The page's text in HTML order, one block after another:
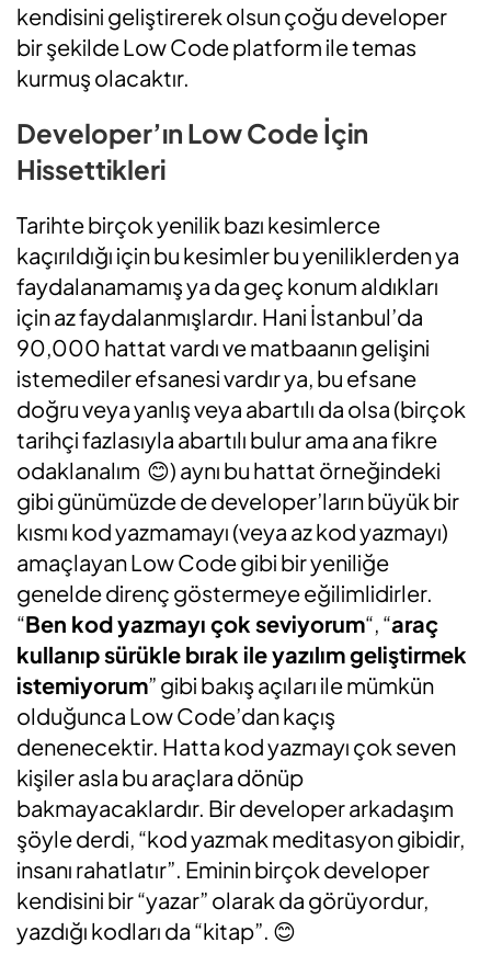
kendisini geliştirerek olsun çoğu developer
bir şekilde Low Code platform ile temas
kurmuş olacaktır.
Developer’ın Low Code İçin
Hissettikleri
Tarihte birçok yenilik bazı kesimlerce
kaçırıldığı için bu kesimler bu yeniliklerden ya
faydalanamamış ya da geç konum aldıkları
için az faydalanmışlardır. Hani İstanbul’da
90,000 hattat vardı ve matbaanın gelişini
istemediler efsanesi vardır ya, bu efsane
doğru veya yanlış veya abartılı da olsa (birçok
tarihçi fazlasıyla abartılı bulur ama ana fikre
odaklanalım 😊) aynı bu hattat örneğindeki
gibi günümüzde de developer’ların büyük bir
kısmı kod yazmamayı (veya az kod yazmayı)
amaçlayan Low Code gibi bir yeniliğe
genelde direnç göstermeye eğilimlidirler.
“Ben kod yazmayı çok seviyorum“, “araç
kullanıp sürükle bırak ile yazılım geliştirmek
istemiyorum” gibi bakış açıları ile mümkün
olduğunca Low Code’dan kaçış
denenecektir. Hatta kod yazmayı çok seven
kişiler asla bu araçlara dönüp
bakmayacaklardır. Bir developer arkadaşım
şöyle derdi, “kod yazmak meditasyon gibidir,
insanı rahatlatır”. Eminin birçok developer
kendisini bir “yazar” olarak da görüyordur,
yazdığı kodları da “kitap”. 😊